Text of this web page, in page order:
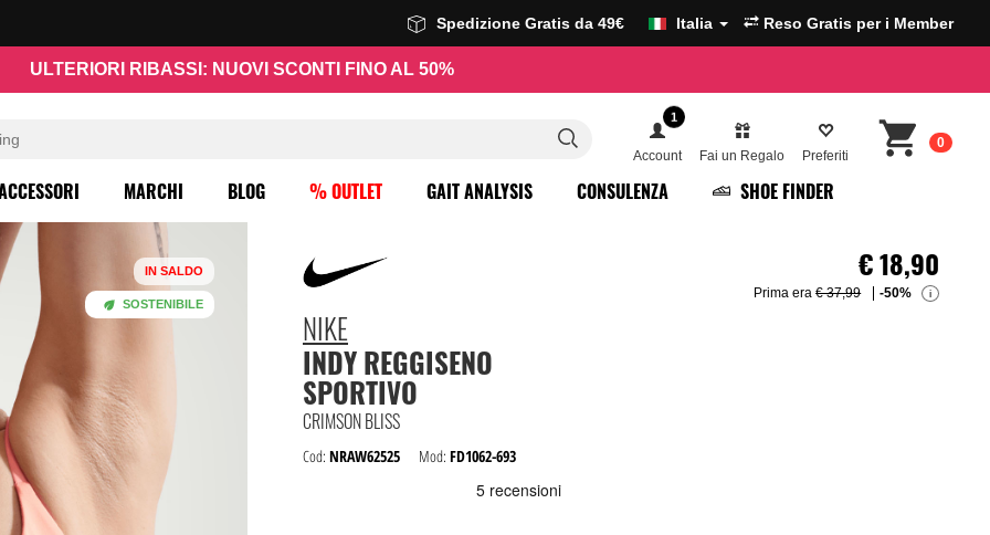
Spedizione Gratis da 49€ Italia Reso Gratis per i Member
ULTERIORI RIBASSI: NUOVI SCONTI FINO AL 50%
1
Account Fai un Regalo Preferiti
0
MARCHI BLOG % OUTLET GAIT ANALYSIS CONSULENZA SHOE FINDER
NIKE
INDY REGGISENO
SPORTIVO
CRIMSON BLISS
Cod: NRAW62525 Mod: FD1062-693
€18,90
Prima era€ 37,99 -50% i
IN SALDO
SOSTENIBILE